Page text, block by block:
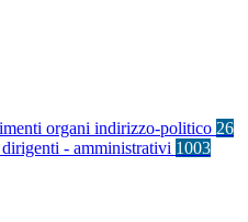
organi indirizzo-politico 26
- amministrativi 1003